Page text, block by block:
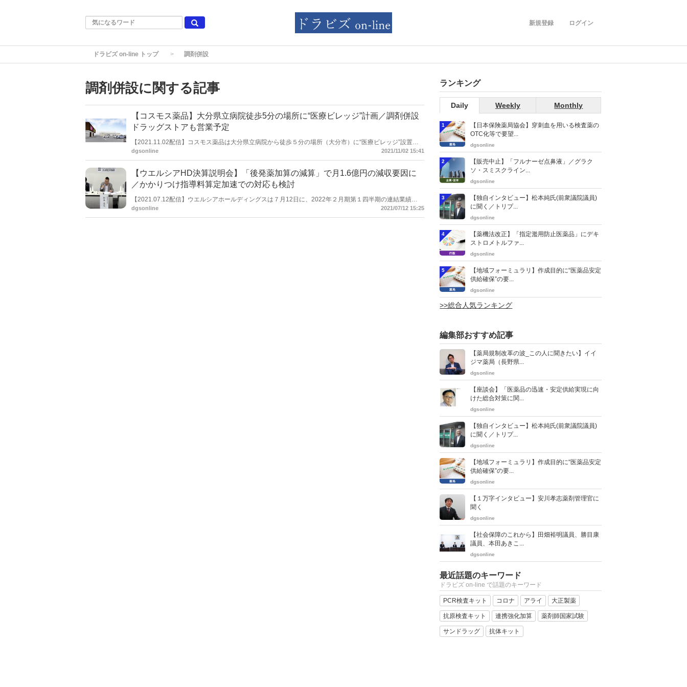
ログイン
新規登録
ドラビズ on-line トップ 調剤併設
調剤併設に関する記事
【コスモス薬品】大分県立病院徒歩5分の場所に“医療ビレッジ”計画／調剤併設
ドラッグストアも営業予定
【2021.11.02配信】コスモス薬品は大分県立病院から徒歩５分の場所（大分市）に“医療ビレッジ”設置を
計画している。すでに医療機関２科の募集を開始し、調剤併設ドラッグストアも営業予定とする。また、
dgsonline 2021/11/02 15:41
【ウエルシアHD決算説明会】「後発薬加算の減算」で月1.6億円の減収要因に
／かかりつけ指導料算定加速での対応も検討
【2021.07.12配信】ウエルシアホールディングスは７月12日に、2022年２月期第１四半期の連結業績
（2021年３月１日～2021年５月31日）の説明会を開催した。この中で後発医薬品体制加算の減算議論に
dgsonline 2021/07/12 15:25
ランキング
Daily Weekly Monthly
1
【日本保険薬局協会】穿刺血を用いる検査薬の
OTC化等で要望...
dgsonline
2
【販売中止】「フルナーゼ点鼻液」／グラク
ソ・スミスクライン...
dgsonline
3
【独自インタビュー】松本純氏(前衆議院議員)
に聞く／トリプ...
dgsonline
4
【薬機法改正】「指定濫用防止医薬品」にデキ
ストロメトルファ...
dgsonline
5
【地域フォーミュラリ】作成目的に“医薬品安定
供給確保”の要...
dgsonline
>>総合人気ランキング
編集部おすすめ記事
【薬局規制改革の波_この人に聞きたい】イイ
ジマ薬局（長野県...
dgsonline
【座談会】「医薬品の迅速・安定供給実現に向
けた総合対策に関...
dgsonline
【独自インタビュー】松本純氏(前衆議院議員)
に聞く／トリプ...
dgsonline
【地域フォーミュラリ】作成目的に“医薬品安定
供給確保”の要...
dgsonline
【１万字インタビュー】安川孝志薬剤管理官に
聞く
dgsonline
【社会保障のこれから】田畑裕明議員、勝目康
議員、本田あきこ...
dgsonline
最近話題のキーワード
ドラビズ on-line で話題のキーワード
PCR検査キット コロナ アライ 大正製薬
抗原検査キット 連携強化加算 薬剤師国家試験
サンドラッグ 抗体キット